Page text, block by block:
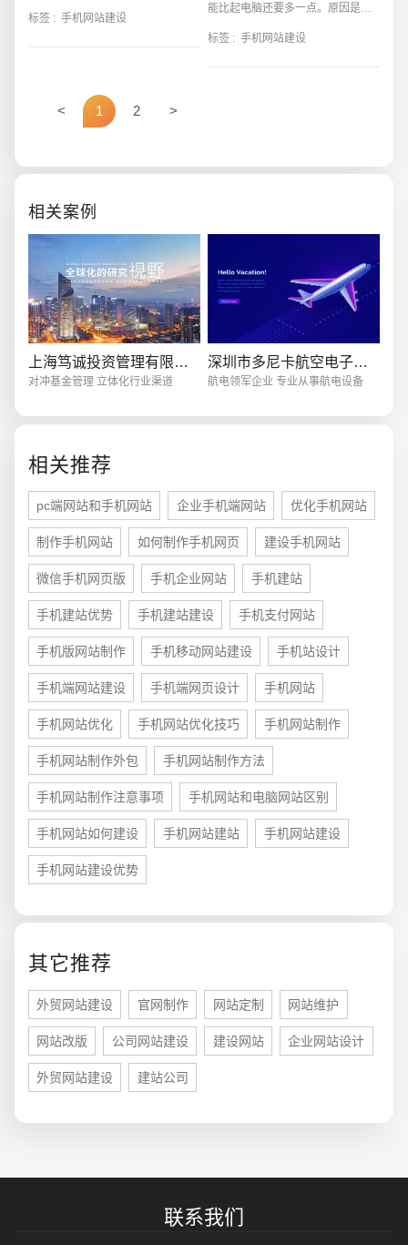
这个问题的，它包含哪些功能，以
标签 : 手机网站建设
能比起电脑还要多一点。原因是随
加方便了手机上网。自然了使用手
标签 : 手机网站建设
< 1 2 >
相关案例
上海笃诚投资管理有限公司
对冲基金管理 立体化行业渠道
深圳市多尼卡航空电子有限公司
航电领军企业 专业从事航电设备
相关推荐
pc端网站和手机网站 企业手机端网站 优化手机网站
制作手机网站 如何制作手机网页 建设手机网站
微信手机网页版 手机企业网站 手机建站
手机建站优势 手机建站建设 手机支付网站
手机版网站制作 手机移动网站建设 手机站设计
手机端网站建设 手机端网页设计 手机网站
手机网站优化 手机网站优化技巧 手机网站制作
手机网站制作外包 手机网站制作方法
手机网站制作注意事项 手机网站和电脑网站区别
手机网站如何建设 手机网站建站 手机网站建设
手机网站建设优势
其它推荐
外贸网站建设 官网制作 网站定制 网站维护
网站改版 公司网站建设 建设网站 企业网站设计
外贸网站建设 建站公司
联系我们
电商及系统平台开发 · 微信小程序开发
您的预算 1万-3万 3万-5万
招标项目